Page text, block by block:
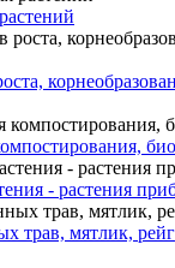
- растения
трав, мятлик,